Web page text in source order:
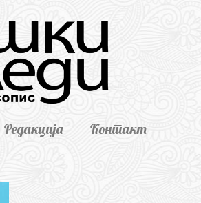
Редакција Контакт